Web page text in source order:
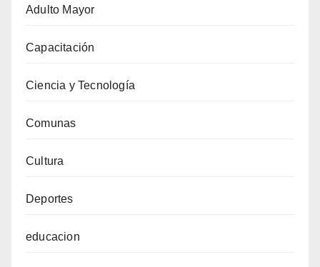
Adulto Mayor
Capacitación
Ciencia y Tecnología
Comunas
Cultura
Deportes
educacion